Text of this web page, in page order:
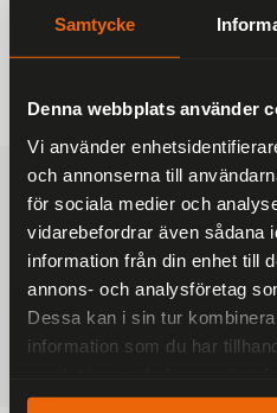
Samtycke
Denna webbplats använder
Vi använder
och annonserna till
för sociala medier och
vidarebefordrar även sådana
information från din enhet till
annons- och analysföretag
Dessa kan i sin tur
information som du har
187 kr
249 kr
FRAKTFRITT
På alla ordrar
1-3 DAGAR
Inom Sverige
SÄKRA
Betalkort, Klarna